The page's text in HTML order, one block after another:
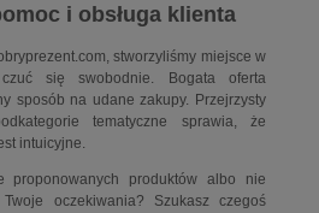
i obsługa klienta
stworzyliśmy miejsce w
się swobodnie. Bogata oferta
sposób na udane zakupy. Przejrzysty
tematyczne sprawia, że
intuicyjne.
proponowanych produktów albo nie
oczekiwania? Szukasz czegoś